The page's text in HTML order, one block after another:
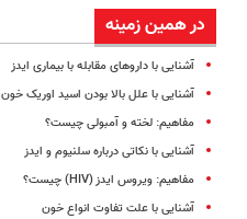
در همین زمینه
آشنایی با داروهای مقابله با بیماری ایدز
آشنایی با علل بالا بودن اسید اوریک خون
مفاهیم: لخته و آمبولی چیست؟
آشنایی با نکاتی درباره سلنیوم و ایدز
مفاهیم: ویروس ایدز (HIV) چیست؟
آشنایی با علت تفاوت انواع خون